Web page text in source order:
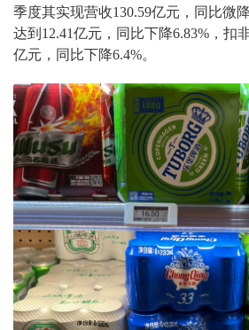
季度其实现营收130.59亿元，同比微
达到12.41亿元，同比下降6.83%，扣
亿元，同比下降6.4%。